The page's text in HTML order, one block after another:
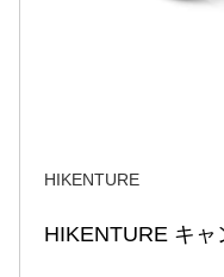
HIKENTURE
HIKENTURE キ